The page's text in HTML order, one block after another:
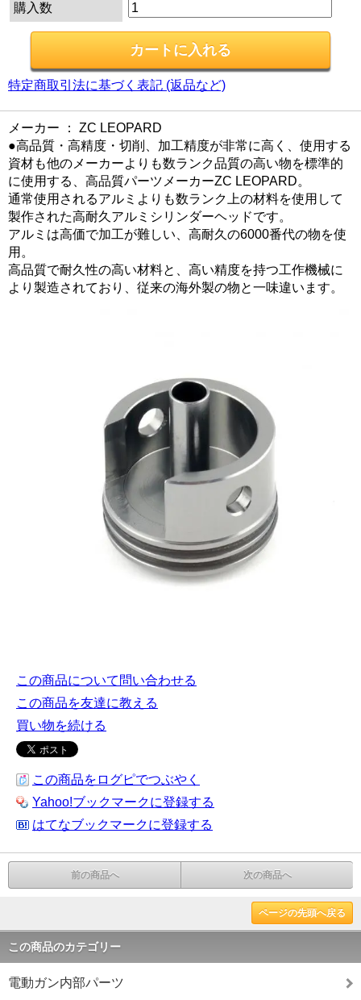
購入数
特定商取引法に基づく表記 (返品など)
メーカー ： ZC LEOPARD
●高品質・高精度・切削、加工精度が非常に高く、使用する
資材も他のメーカーよりも数ランク品質の高い物を標準的
に使用する、高品質パーツメーカーZC LEOPARD。
通常使用されるアルミよりも数ランク上の材料を使用して
製作された高耐久アルミシリンダーヘッドです。
アルミは高価で加工が難しい、高耐久の6000番代の物を使
用。
高品質で耐久性の高い材料と、高い精度を持つ工作機械に
より製造されており、従来の海外製の物と一味違います。
この商品について問い合わせる
この商品を友達に教える
買い物を続ける
この商品をログピでつぶやく
Yahoo!ブックマークに登録する
はてなブックマークに登録する
前の商品へ 次の商品へ
ページの先頭へ戻る
この商品のカテゴリー
電動ガン内部パーツ